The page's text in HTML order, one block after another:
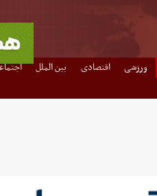
ورزشی اقتصادی بین الملل